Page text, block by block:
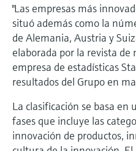
Visor de dispositivos
Encuentre información y
específicas sobre los productos.
Buscador de repuestos
código de pedido o número de
electromecánico
Medición de nivel por
microondas
Level measurement with
Ver todos
Medición mediante
microondas
Memosens technology
Ver todos
la transparencia de los
para una toma de
sólida y fundamentada
"Las empresas más
situó además como la
de Alemania, Austria y
elaborada por la revista de
empresa de estadísticas
resultados del Grupo en
La clasificación se basa
fases que incluye las
innovación de productos,